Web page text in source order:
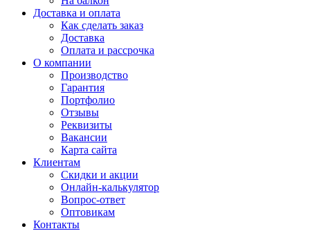
Доставка и оплата
Как сделать заказ
Доставка
Оплата и рассрочка
О компании
Производство
Гарантия
Портфолио
Отзывы
Реквизиты
Вакансии
Карта сайта
Клиентам
Скидки и акции
Онлайн-калькулятор
Вопрос-ответ
Оптовикам
Контакты